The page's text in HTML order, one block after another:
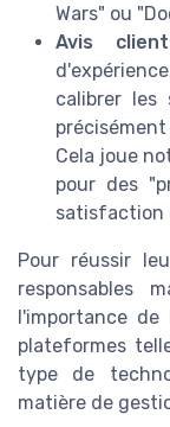
Wars" ou
Avis
calibrer les
Cela joue
pour des
satisfaction
Pour réussir
responsables
l'importance de
plateformes
type de
matière de